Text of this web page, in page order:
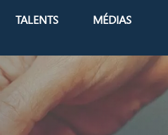
TALENTS
MÉDIAS